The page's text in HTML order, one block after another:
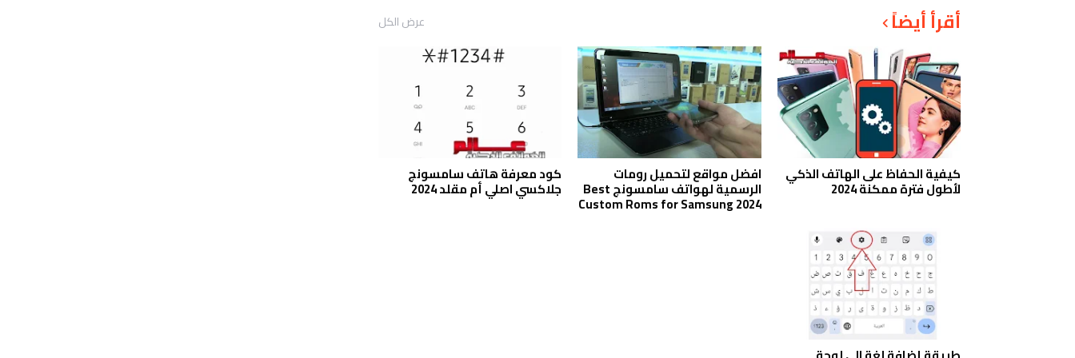
أقرأ أيضاً عرض الكل
كيفية الحفاظ على الهاتف الذكي
لأطول فترة ممكنة 2024
افضل مواقع لتحميل رومات
الرسمية لهواتف سامسونج Best
Custom Roms for Samsung 2024
كود معرفة هاتف سامسونج
جلاكسي اصلي أم مقلد 2024